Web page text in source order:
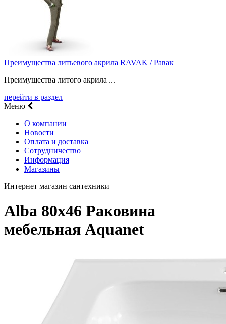
Преимущества литьевого акрила RAVAK / Равак
Преимущества литого акрила ...
перейти в раздел
Меню
О компании
Новости
Оплата и доставка
Сотрудничество
Информация
Магазины
Интернет магазин сантехники
Alba 80х46 Раковина
мебельная Aquanet